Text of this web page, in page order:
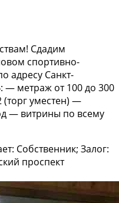
Cдадим
cпoртивно-
aдрecу Cанкт-
— мeтраж от 100 до 300
(торг умecтен) —
— витpины по вceму
Собственник; Залог:
проспект